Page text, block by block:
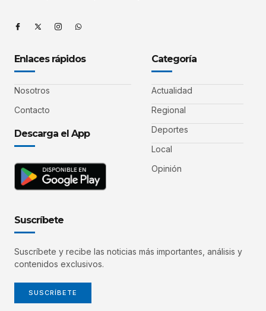
Enlaces rápidos
Nosotros
Contacto
Descarga el App
Categoría
Actualidad
Regional
Deportes
Local
Opinión
Suscríbete
Suscríbete y recibe las noticias más importantes, análisis y
contenidos exclusivos.
SUSCRÍBETE